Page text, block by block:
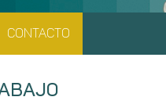
CONTACTO